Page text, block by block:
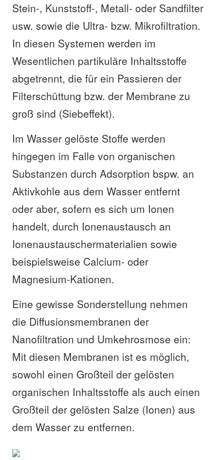
Stein-, Kunststoff-, Metall- oder Sandfilter
usw. sowie die Ultra- bzw. Mikrofiltration.
In diesen Systemen werden im
Wesentlichen partikuläre Inhaltsstoffe
abgetrennt, die für ein Passieren der
Filterschüttung bzw. der Membrane zu
groß sind (Siebeffekt).
Im Wasser gelöste Stoffe werden
hingegen im Falle von organischen
Substanzen durch Adsorption bspw. an
Aktivkohle aus dem Wasser entfernt
oder aber, sofern es sich um Ionen
handelt, durch Ionenaustausch an
Ionenaustauschermaterialien sowie
beispielsweise Calcium- oder
Magnesium-Kationen.
Eine gewisse Sonderstellung nehmen
die Diffusionsmembranen der
Nanofiltration und Umkehrosmose ein:
Mit diesen Membranen ist es möglich,
sowohl einen Großteil der gelösten
organischen Inhaltsstoffe als auch einen
Großteil der gelösten Salze (Ionen) aus
dem Wasser zu entfernen.